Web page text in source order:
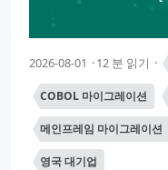
2026-08-01 12 분 읽기
COBOL 마이그레이션
메인프레임 마이그레이션
영국 대기업